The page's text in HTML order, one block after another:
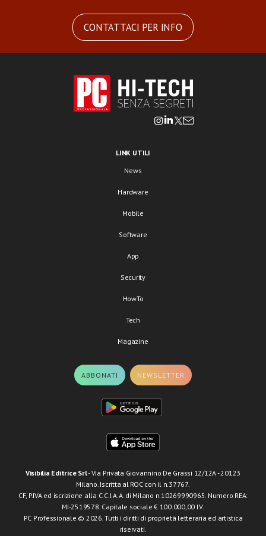
CONTATTACI PER INFO
LINK UTILI
News
Hardware
Mobile
Software
App
Security
HowTo
Tech
Magazine
ABBONATI NEWSLETTER
Visibilia Editrice Srl- Via Privata Giovannino De Grassi 12/12A - 20123
Milano. Iscritta al ROC con il n.37767.
CF, P.IVA ed iscrizione alla C.C.I.A.A. di Milano n.10269990965. Numero REA:
MI-2519578. Capitale sociale € 100.000,00 I.V.
PC Professionale © 2026. Tutti i diritti di proprietà letteraria ed artistica
riservati.